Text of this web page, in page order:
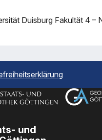
Duisburg Fakultät 4 –
und